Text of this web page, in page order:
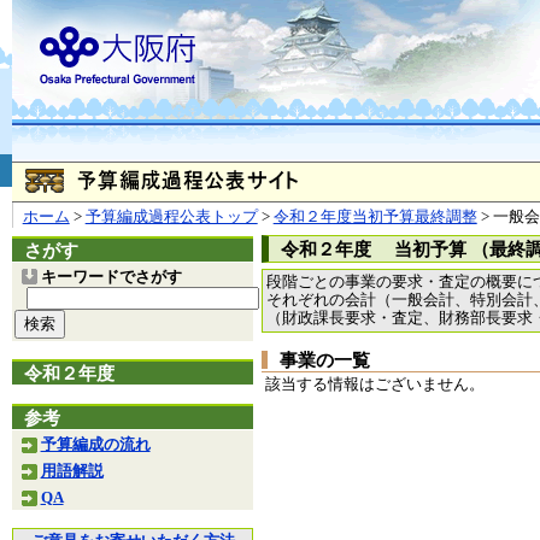
ホーム > 予算編成過程公表トップ> 令和２年度当初予算最終調整> 一般
さがす
キーワードでさがす
令和２年度
参考
予算編成の流れ
用語解説
QA
令和２年度 当初予算 （最終
段階ごとの事業の要求・査定の概要に
それぞれの会計（一般会計、特別会
（財政課長要求・査定、財務部長要
事業の一覧
該当する情報はございません。
お問合せ
大阪府
（法人番号 4000020270008）
本庁 〒540-8570
大阪市
〒559-8555